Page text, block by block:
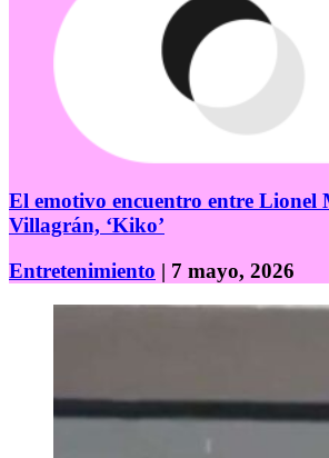
El emotivo encuentro entre Lionel
Villagrán, ‘Kiko’
Entretenimiento | 7 mayo, 2026